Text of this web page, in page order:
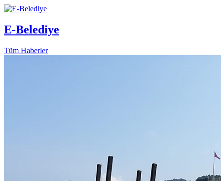
E-Belediye
Tüm Haberler